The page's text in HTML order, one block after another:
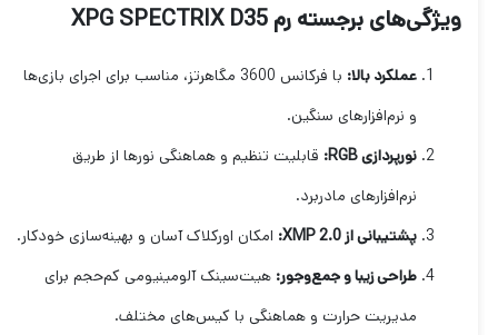
ویژگی‌های برجسته رم XPG SPECTRIX D35
عملکرد بالا:
با فرکانس 3600 مگاهرتز، مناسب برای اجرای بازی‌ها
و نرم‌افزارهای سنگین.
نورپردازی RGB:
قابلیت تنظیم و هماهنگی نورها از طریق
نرم‌افزارهای مادربرد.
پشتیبانی از XMP 2.0:
امکان اورکلاک آسان و بهینه‌سازی خودکار.
طراحی زیبا و جمع‌وجور:هیت‌سینک آلومینیومی کم‌حجم برای
مدیریت حرارت و هماهنگی با کیس‌های مختلف.